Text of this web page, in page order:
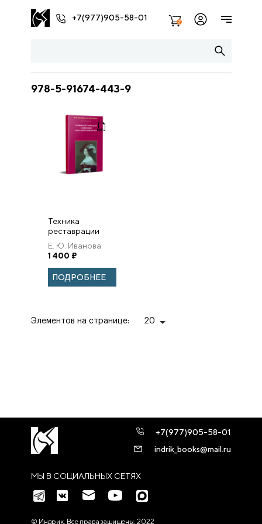
+7(977)905-58-01 2
978-5-91674-443-9
Техника
реставрации
станковой
масляной
живописи. Изд. 2-
е.
Е. Ю. Иванова
1 400 ₽
ПОДРОБНЕЕ
Элементов на странице: 20
МЫ В СОЦИАЛЬНЫХ СЕТЯХ
+7(977)905-58-01
indrik_books@mail.ru
© Индрик. Все права защищены, 2022